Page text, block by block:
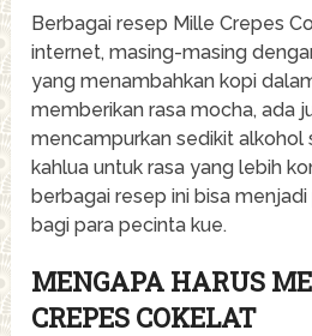
Berbagai resep Mille Crepes
internet, masing-masing
yang menambahkan kopi
memberikan rasa mocha, ada
mencampurkan sedikit alkohol
kahlua untuk rasa yang lebih
berbagai resep ini bisa
bagi para pecinta kue.
MENGAPA HARUS
CREPES COKELAT